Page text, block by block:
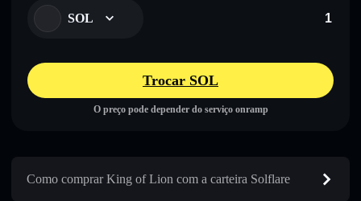
SOL
Trocar SOL
O preço pode depender do serviço onramp
Como comprar King of Lion com a carteira Solflare